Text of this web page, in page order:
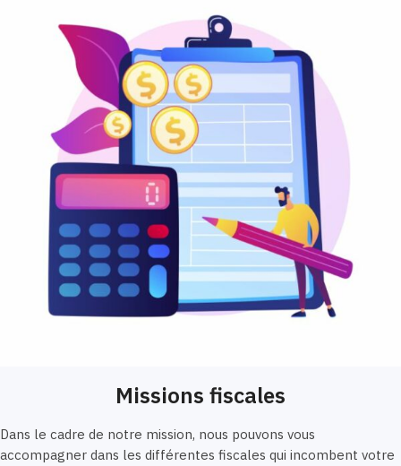
Missions fiscales
Dans le cadre de notre mission, nous pouvons vous
accompagner dans les différentes fiscales qui incombent votre